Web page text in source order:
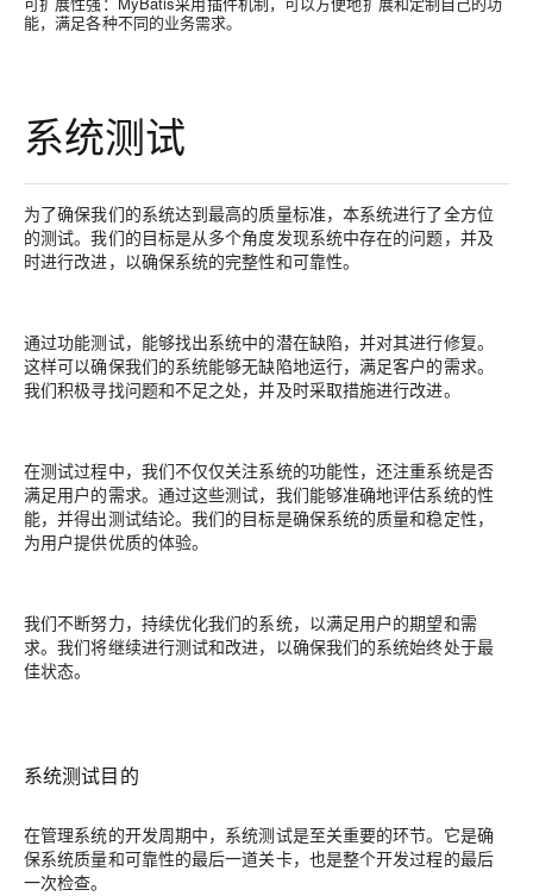
能，满足各种不同的业务需求。
系统测试
为了确保我们的系统达到最高的质量标准，本系统进行了全方位
的测试。我们的目标是从多个角度发现系统中存在的问题，并及
时进行改进，以确保系统的完整性和可靠性。
通过功能测试，能够找出系统中的潜在缺陷，并对其进行修复。
这样可以确保我们的系统能够无缺陷地运行，满足客户的需求。
我们积极寻找问题和不足之处，并及时采取措施进行改进。
在测试过程中，我们不仅仅关注系统的功能性，还注重系统是否
满足用户的需求。通过这些测试，我们能够准确地评估系统的性
能，并得出测试结论。我们的目标是确保系统的质量和稳定性，
为用户提供优质的体验。
我们不断努力，持续优化我们的系统，以满足用户的期望和需
求。我们将继续进行测试和改进，以确保我们的系统始终处于最
佳状态。
系统测试目的
在管理系统的开发周期中，系统测试是至关重要的环节。它是确
保系统质量和可靠性的最后一道关卡，也是整个开发过程的最后
一次检查。